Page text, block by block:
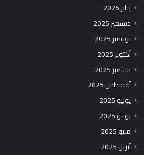
يناير 2026
ديسمبر 2025
نوفمبر 2025
أكتوبر 2025
سبتمبر 2025
أغسطس 2025
يوليو 2025
يونيو 2025
مايو 2025
أبريل 2025